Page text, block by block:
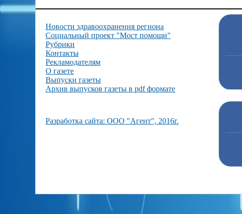
Новости здравоохранения региона
Социальный проект "Мост помощи"
Рубрики
Контакты
Рекламодателям
О газете
Выпуски газеты
Архив выпусков газеты в pdf формате
Разработка сайта: ООО "Агент", 2016г.